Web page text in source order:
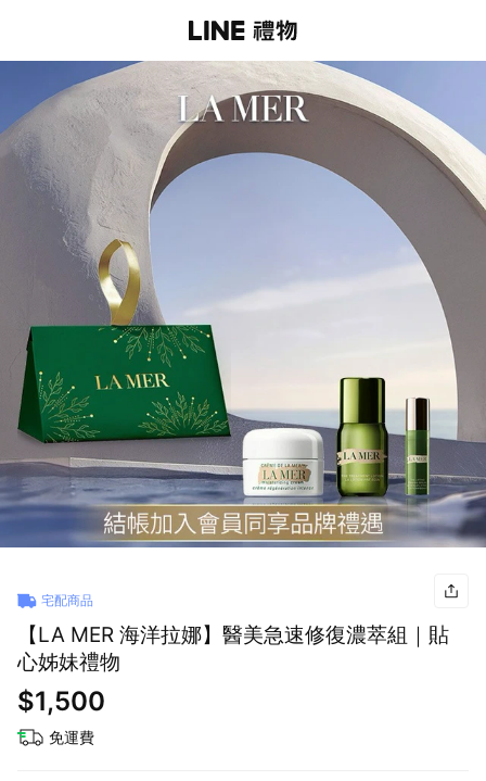
宅配商品
【LA MER 海洋拉娜】醫美急速修復濃萃組｜貼
心姊妹禮物
$1,500
免運費